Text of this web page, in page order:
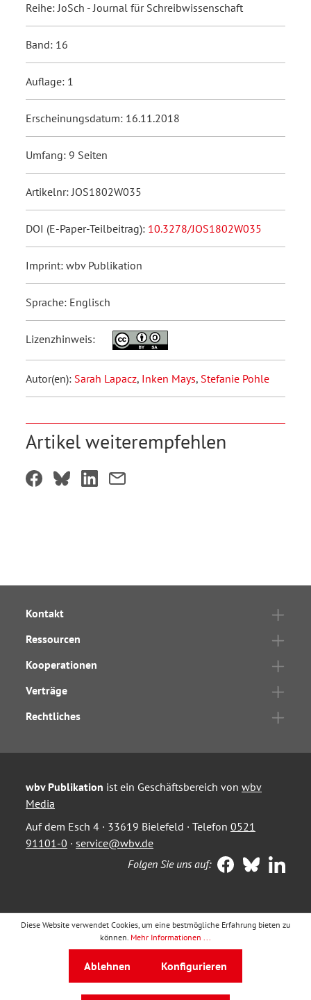
Reihe: JoSch - Journal für Schreibwissenschaft
Band: 16
Auflage: 1
Erscheinungsdatum: 16.11.2018
Umfang: 9 Seiten
Artikelnr: JOS1802W035
DOI (E-Paper-Teilbeitrag): 10.3278/JOS1802W035
Imprint: wbv Publikation
Sprache: Englisch
Lizenzhinweis:
Autor(en): Sarah Lapacz, Inken Mays, Stefanie Pohle
Artikel weiterempfehlen
Kontakt
Ressourcen
Kooperationen
Verträge
Rechtliches
wbv Publikation ist ein Geschäftsbereich von wbv
Media
Auf dem Esch 4 · 33619 Bielefeld · Telefon 0521
91101-0 · service@wbv.de
Folgen Sie uns auf:
Diese Website verwendet Cookies, um eine bestmögliche Erfahrung bieten zu
können. Mehr Informationen ...
Ablehnen Konfigurieren